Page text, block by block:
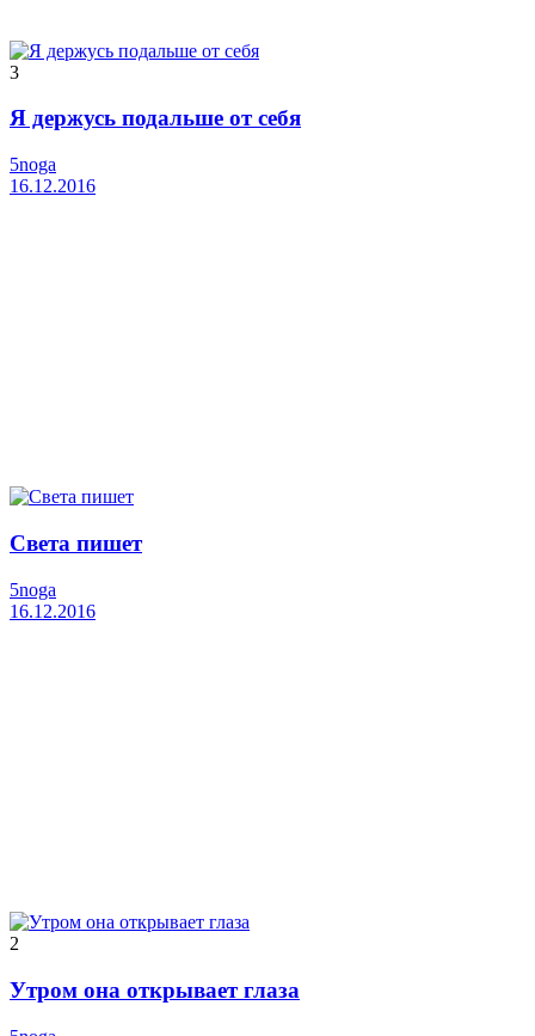
3
Я держусь подальше от себя
5noga
16.12.2016
Света пишет
5noga
16.12.2016
2
Утром она открывает глаза